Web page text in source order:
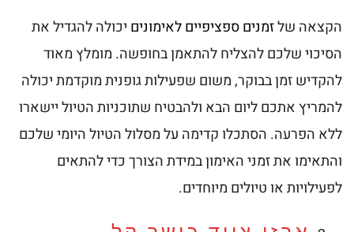
הקצאה שלזמנים ספציפיים לאימונים יכולה להגדיל את
הסיכוי שלכם להצליח להתאמן בחופשה. מומלץ מאוד
להקדיש זמן בבוקר, משום שפעילות גופנית מוקדמת יכולה
להמריץ אתכם ליום הבא ולהבטיח שתוכניות הטיול יישארו
ללא הפרעה. הסתכלו קדימה על מסלול הטיול היומי שלכם
והתאימו את זמני האימון במידת הצורך כדי להתאים
לפעילויות או טיולים מיוחדים.